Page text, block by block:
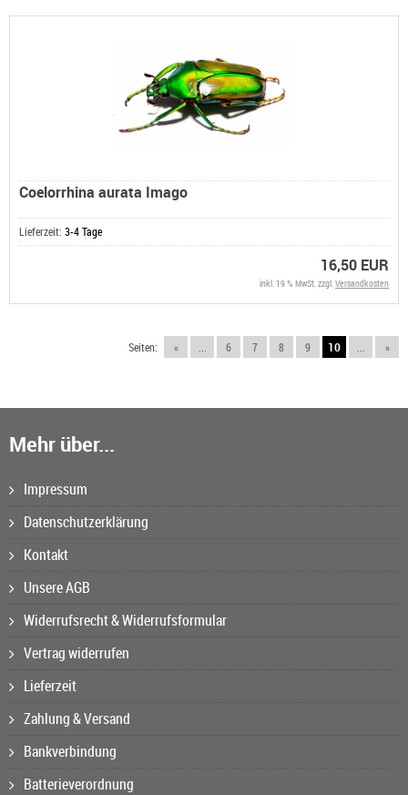
Coelorrhina aurata Imago
Lieferzeit: 3-4 Tage
16,50 EUR
inkl. 19 % MwSt. zzgl.Versandkosten
Seiten: « 6 7 8 9 10 »
Mehr über...
Impressum
Datenschutzerklärung
Kontakt
Unsere AGB
Widerrufsrecht & Widerrufsformular
Vertrag widerrufen
Lieferzeit
Zahlung & Versand
Bankverbindung
Batterieverordnung